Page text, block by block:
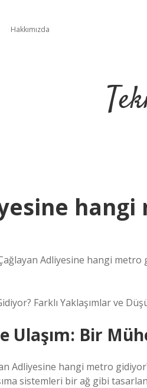
Hakkımızda
Adliyesine hangi
Farklı Yaklaşımlar ve
Ulaşım: Bir
Adliyesine hangi metro
sistemleri bir ağ gibi